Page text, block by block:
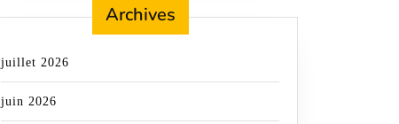
Archives
juillet 2026
juin 2026